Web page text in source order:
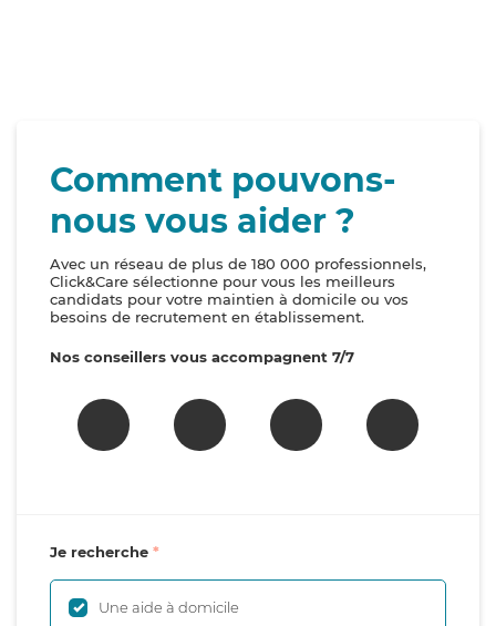
Comment pouvons-
nous vous aider ?
Avec un réseau de plus de 180 000 professionnels,
Click&Care sélectionne pour vous les meilleurs
candidats pour votre maintien à domicile ou vos
besoins de recrutement en établissement.
Nos conseillers vous accompagnent 7/7
Je recherche
Une aide à domicile